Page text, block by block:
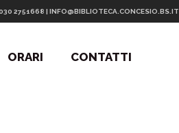
2751668 | INFO@BIBLIOTECA.CONCESIO.BS.IT
ORARI CONTATTI